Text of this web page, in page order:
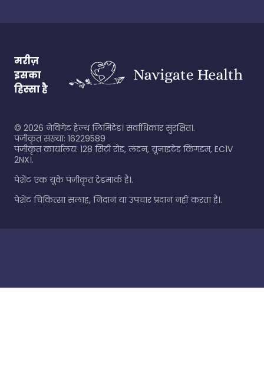
मरीज़
इसका
हिस्सा है
© 2026 नेविगेट हेल्थ लिमिटेड। सर्वाधिकार सुरक्षित।.
पंजीकृत संख्या: 16229589
पंजीकृत कार्यालय: 128 सिटी रोड, लंदन, यूनाइटेड किंगडम, EC1V
2NX।.
पेशेंट एक यूके पंजीकृत ट्रेडमार्क है।.
पेशेंट चिकित्सा सलाह, निदान या उपचार प्रदान नहीं करता है।.